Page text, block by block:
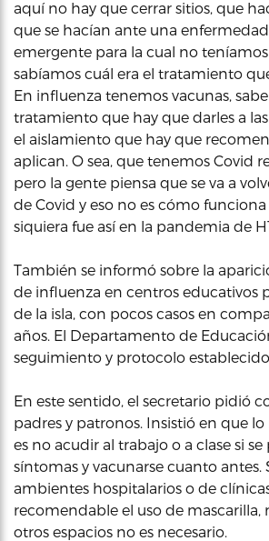
aquí no hay que cerrar sitios, que
que se hacían ante una
emergente para la cual no
sabíamos cuál era el tratamiento
En influenza tenemos vacunas,
tratamiento que hay que darles a
el aislamiento que hay que
aplican. O sea, que tenemos Covid
pero la gente piensa que se va a
de Covid y eso no es cómo
siquiera fue así en la pandemia de
También se informó sobre la
de influenza en centros educativos
de la isla, con pocos casos en
años. El Departamento de
seguimiento y protocolo
En este sentido, el secretario pidió
padres y patronos. Insistió en que
es no acudir al trabajo o a clase si
síntomas y vacunarse cuanto antes.
ambientes hospitalarios o de
recomendable el uso de mascarilla,
otros espacios no es necesario.